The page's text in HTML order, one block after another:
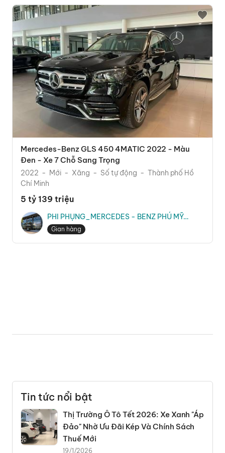
Mercedes-Benz GLS 450 4MATIC 2022 - Màu
Đen - Xe 7 Chỗ Sang Trọng
2022 Mới Xăng Số tự động
Thành phố Hồ
Chí Minh
5 tỷ 139 triệu
PHI PHỤNG_MERCEDES - BENZ PHÚ MỸ
HƯNG
Gian hàng
Tin tức nổi bật
Thị Trường Ô Tô Tết 2026: Xe Xanh "Áp
Đảo" Nhờ Ưu Đãi Kép Và Chính Sách
Thuế Mới
19/1/2026